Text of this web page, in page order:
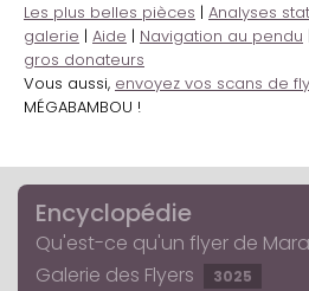
Les plus belles pièces | Analyses
galerie | Aide | Navigation au pendu
gros donateurs
Vous aussi, envoyez vos scans de
MÉGABAMBOU !
Encyclopédie
Qu'est-ce qu'un flyer de
Galerie des Flyers
3025